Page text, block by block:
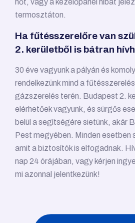
hőt, vagy a kezelőpanel hibát
termosztáton.
Ha fűtésszerelőre van
2. kerületből is bátran
30 éve vagyunk a pályán és
rendelkezünk mind a
gázszerelés terén. Budapest 2.
elérhetőek vagyunk, és sürgős
belül a segítségére sietünk, akár
Pest megyében. Minden esetben
amit a biztosítók is elfogadnak.
nap 24 órájában, vagy kérjen
mi azonnal jelentkezünk!